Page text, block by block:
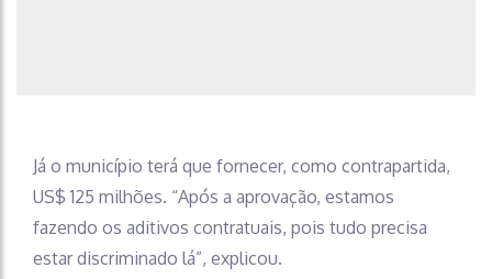
Já o município terá que fornecer, como contrapartida,
US$ 125 milhões. “Após a aprovação, estamos
fazendo os aditivos contratuais, pois tudo precisa
estar discriminado lá”, explicou.